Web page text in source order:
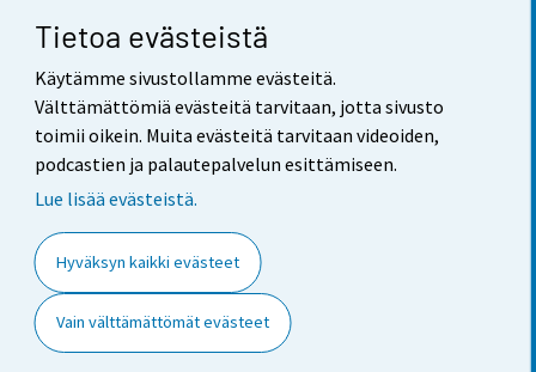
Tietoa evästeistä
Käytämme sivustollamme evästeitä.
Välttämättömiä evästeitä tarvitaan, jotta sivusto
toimii oikein. Muita evästeitä tarvitaan videoiden,
podcastien ja palautepalvelun esittämiseen.
Lue lisää evästeistä.
Hyväksyn kaikki evästeet
Vain välttämättömät evästeet
Yhteystiedot
Palaute
Käyttöehdot
Saavutettavuus
Tietoa sivustosta
Evästeasetukset